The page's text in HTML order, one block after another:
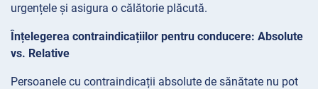
urgențele și asigura o călătorie plăcută.
Înțelegerea contraindicațiilor pentru conducere: Absolute
vs. Relative
Persoanele cu contraindicații absolute de sănătate nu pot